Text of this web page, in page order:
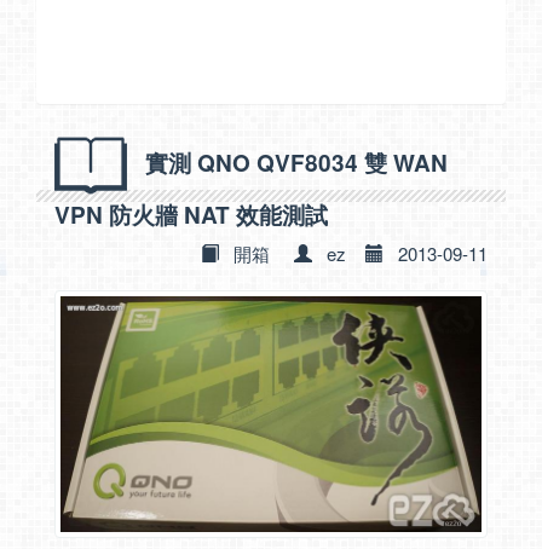
實測 QNO QVF8034 雙 WAN
VPN 防火牆 NAT 效能測試
開箱 ez 2013-09-11